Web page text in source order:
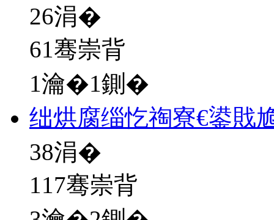
26涓�
61骞崇背
1瀹�1鍘�
绌烘腐缁忔祹寮€鍙戝
38涓�
117骞崇背